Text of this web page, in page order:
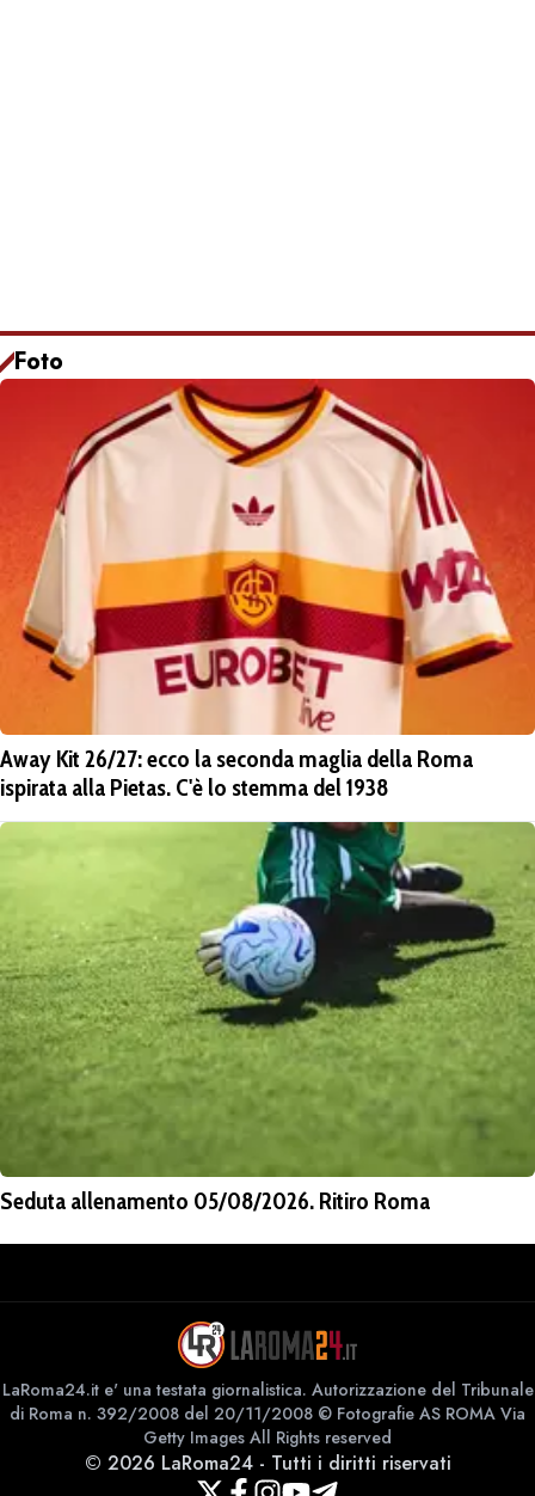
Foto
Away Kit 26/27: ecco la seconda maglia della Roma
ispirata alla Pietas. C'è lo stemma del 1938
Seduta allenamento 05/08/2026. Ritiro Roma
LaRoma24.it e' una testata giornalistica. Autorizzazione del Tribunale
di Roma n. 392/2008 del 20/11/2008 © Fotografie AS ROMA Via
Getty Images All Rights reserved
© 2026 LaRoma24- Tutti i diritti riservati